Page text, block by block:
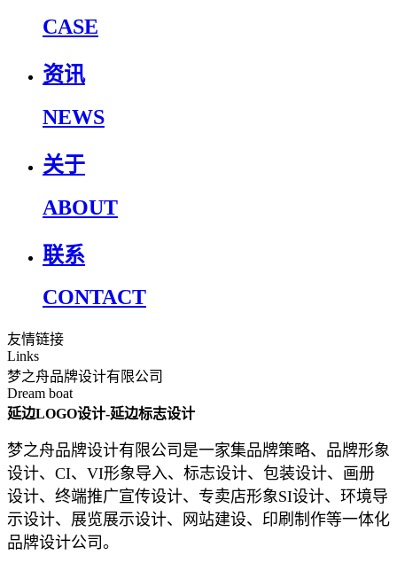
CASE
资讯
NEWS
关于
ABOUT
联系
CONTACT
友情链接
Links
梦之舟品牌设计有限公司
Dream boat
延边LOGO设计-延边标志设计
梦之舟品牌设计有限公司是一家集品牌策略、品牌形象
设计、CI、VI形象导入、标志设计、包装设计、画册
设计、终端推广宣传设计、专卖店形象SI设计、环境导
示设计、展览展示设计、网站建设、印刷制作等一体化
品牌设计公司。